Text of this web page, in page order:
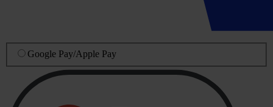
Google Pay/Apple Pay